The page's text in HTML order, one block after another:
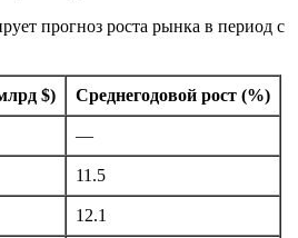
прогноз роста рынка в период с
$) Среднегодовой рост (%)
—
11.5
12.1